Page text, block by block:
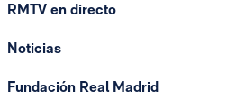
RMTV en directo
Noticias
Fundación Real Madrid